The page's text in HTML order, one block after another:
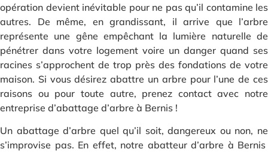
opération devient inévitable pour ne pas qu’il contamine les
autres. De même, en grandissant, il arrive que l’arbre
représente une gêne empêchant la lumière naturelle de
pénétrer dans votre logement voire un danger quand ses
racines s’approchent de trop près des fondations de votre
maison. Si vous désirez abattre un arbre pour l’une de ces
raisons ou pour toute autre, prenez contact avec notre
entreprise d’abattage d’arbre à Bernis !
Un abattage d’arbre quel qu’il soit, dangereux ou non, ne
s’improvise pas. En effet, notre abatteur d’arbre à Bernis